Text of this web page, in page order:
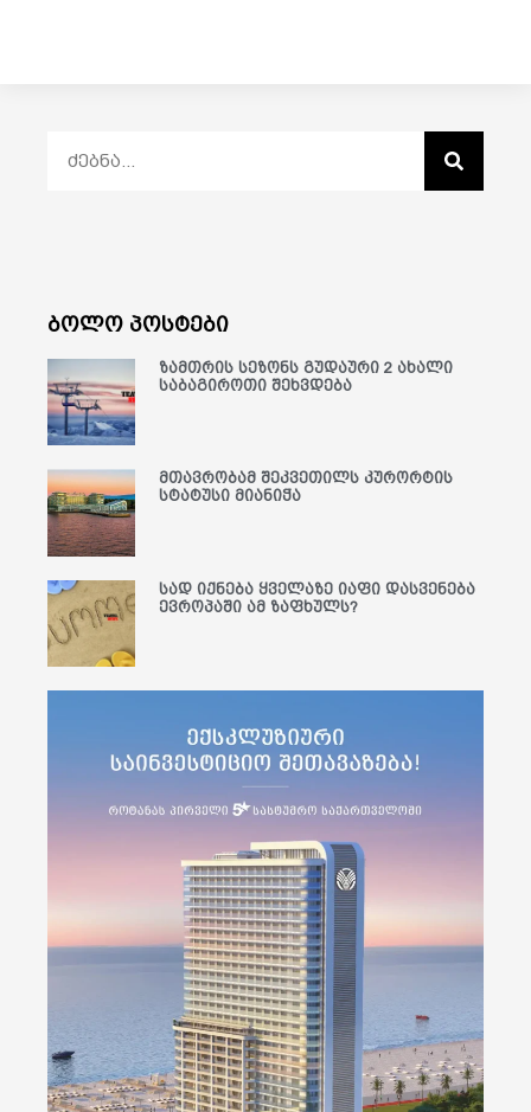
ბოლო პოსტები
ზამთრის სეზონს გუდაური 2 ახალი
საბაგიროთი შეხვდება
მთავრობამ შეკვეთილს კურორტის
სტატუსი მიანიჭა
სად იქნება ყველაზე იაფი დასვენება
ევროპაში ამ ზაფხულს?